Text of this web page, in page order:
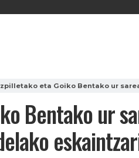
eta Goiko Bentako ur
Bentako ur